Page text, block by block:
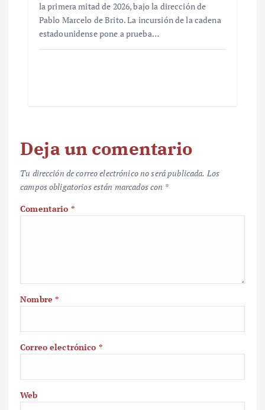
la primera mitad de 2026, bajo la dirección de
Pablo Marcelo de Brito. La incursión de la cadena
estadounidense pone a prueba…
Deja un comentario
Tu dirección de correo electrónico no será publicada. Los
campos obligatorios están marcados con *
Comentario *
Nombre*
Correo electrónico *
Web